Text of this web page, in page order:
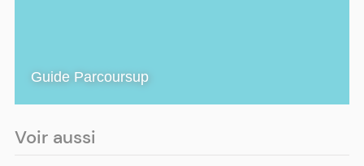
Guide Parcoursup
Voir aussi